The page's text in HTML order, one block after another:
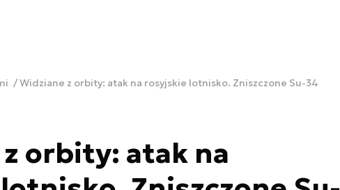
Widziane z orbity: atak na rosyjskie lotnisko. Zniszczone Su-34
orbity: atak na